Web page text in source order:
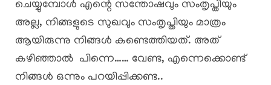
ചെയ്യുമ്പോൾ എന്റെ സന്തോഷവും സംതൃപ്തിയും
അല്ല, നിങ്ങളുടെ സുഖവും സംതൃപ്തിയും മാത്രം
ആയിരുന്നു നിങ്ങൾ കണ്ടെത്തിയത്. അത്
കഴിഞ്ഞാൽ പിന്നെ…… വേണ്ട, എന്നെക്കൊണ്ട്
നിങ്ങൾ ഒന്നും പറയിപ്പിക്കണ്ട..